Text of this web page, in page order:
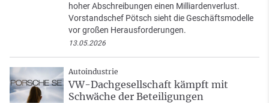
hoher Abschreibungen einen Milliardenverlust.
Vorstandschef Pötsch sieht die Geschäftsmodelle
vor großen Herausforderungen.
13.05.2026
Autoindustrie
VW-Dachgesellschaft kämpft mit
Schwäche der Beteiligungen